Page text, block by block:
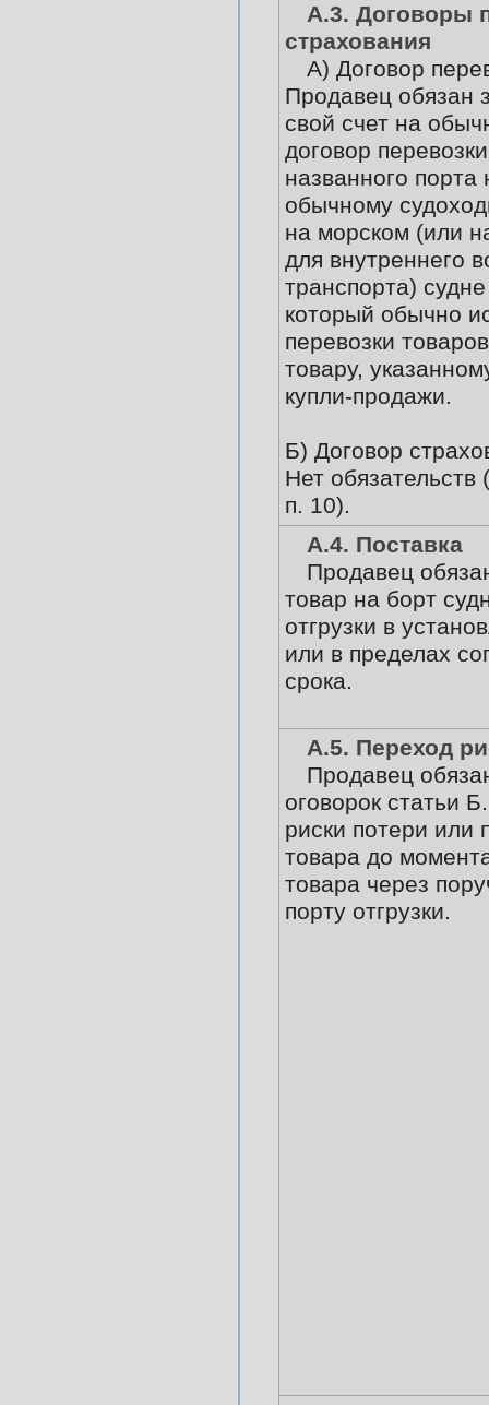
А.3. Договоры
страхования
А) Договор
Продавец обязан
свой счет на
договор
названного порта
обычному
на морском (или
для внутреннего
транспорта)
который обычно
перевозки
товару,
купли-продажи.
Б) Договор
Нет
п. 10).
А.4. Поставка
Продавец
товар на борт
отгрузки в
или в пределах
срока.
А.5. Переход
Продавец
оговорок статьи
риски потери или
товара до
товара через
порту отгрузки.